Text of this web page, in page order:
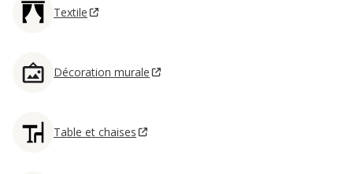
Textile
Décoration murale
Table et chaises